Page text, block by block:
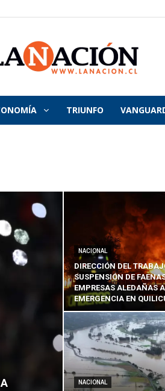
La
Nación
TRIUNFO
NACIONAL
DIRECCIÓN DEL
SUSPENSIÓN DE
EMPRESAS ALEDAÑAS
EMERGENCIA EN
NACIONAL